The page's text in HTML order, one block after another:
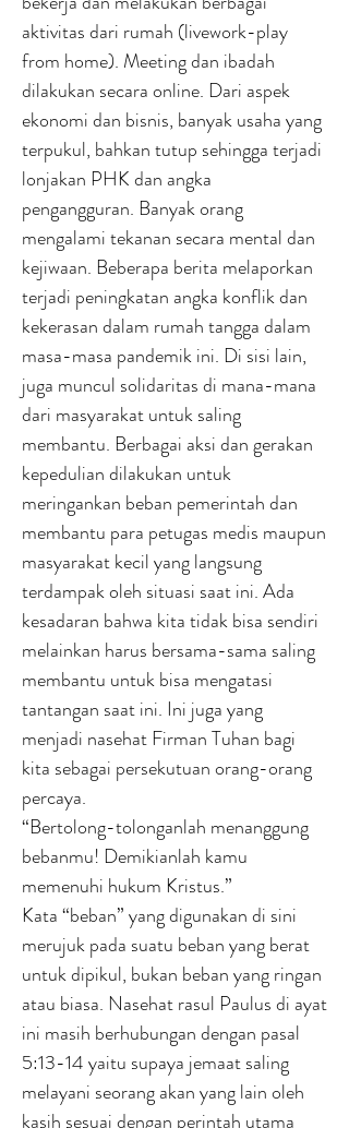
aktivitas dari rumah (livework-play
from home). Meeting dan ibadah
dilakukan secara online. Dari aspek
ekonomi dan bisnis, banyak usaha yang
terpukul, bahkan tutup sehingga terjadi
lonjakan PHK dan angka
pengangguran. Banyak orang
mengalami tekanan secara mental dan
kejiwaan. Beberapa berita melaporkan
terjadi peningkatan angka konflik dan
kekerasan dalam rumah tangga dalam
masa-masa pandemik ini. Di sisi lain,
juga muncul solidaritas di mana-mana
dari masyarakat untuk saling
membantu. Berbagai aksi dan gerakan
kepedulian dilakukan untuk
meringankan beban pemerintah dan
membantu para petugas medis maupun
masyarakat kecil yang langsung
terdampak oleh situasi saat ini. Ada
kesadaran bahwa kita tidak bisa sendiri
melainkan harus bersama-sama saling
membantu untuk bisa mengatasi
tantangan saat ini. Ini juga yang
menjadi nasehat Firman Tuhan bagi
kita sebagai persekutuan orang-orang
percaya.
“Bertolong-tolonganlah menanggung
bebanmu! Demikianlah kamu
memenuhi hukum Kristus.”
Kata “beban” yang digunakan di sini
merujuk pada suatu beban yang berat
untuk dipikul, bukan beban yang ringan
atau biasa. Nasehat rasul Paulus di ayat
ini masih berhubungan dengan pasal
5:13-14 yaitu supaya jemaat saling
melayani seorang akan yang lain oleh
kasih sesuai dengan perintah utama